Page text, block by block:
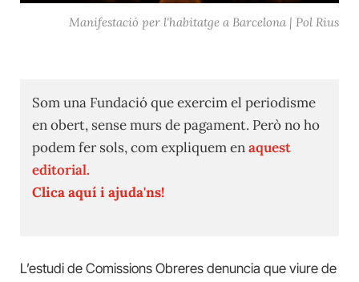
Manifestació per l'habitatge a Barcelona | Pol Rius
Som una Fundació que exercim el periodisme
en obert, sense murs de pagament. Però no ho
podem fer sols, com expliquem enaquest
editorial.
Clica aquí i ajuda'ns!
L’estudi de Comissions Obreres denuncia que viure de